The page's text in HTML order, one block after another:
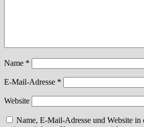
Name *
E-Mail-Adresse *
Website
Name, E-Mail-Adresse und Website in